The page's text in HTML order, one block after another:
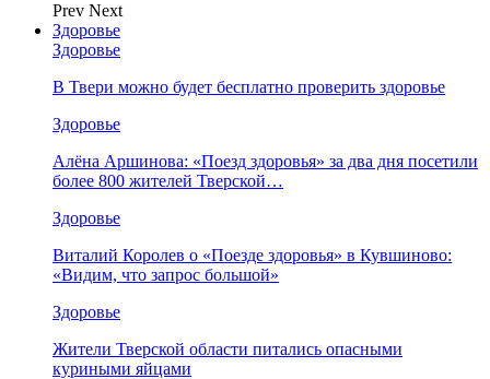
Prev Next
Здоровье
Здоровье
В Твери можно будет бесплатно проверить здоровье
Здоровье
Алёна Аршинова: «Поезд здоровья» за два дня посетили
более 800 жителей Тверской…
Здоровье
Виталий Королев о «Поезде здоровья» в Кувшиново:
«Видим, что запрос большой»
Здоровье
Жители Тверской области питались опасными
куриными яйцами